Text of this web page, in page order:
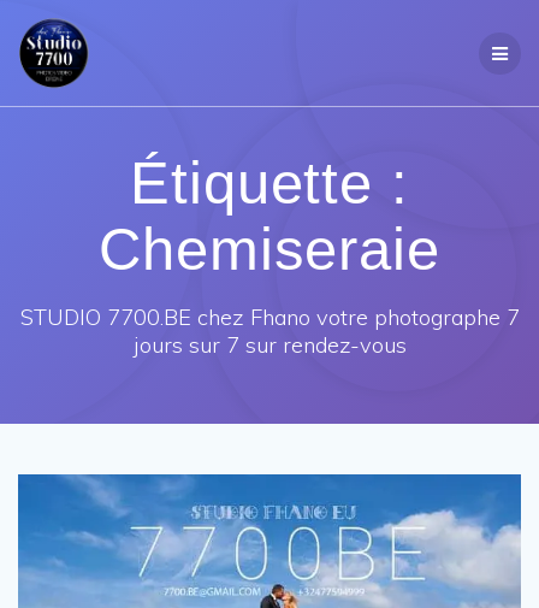
Étiquette :
Chemiseraie
STUDIO 7700.BE chez Fhano votre photographe 7
jours sur 7 sur rendez-vous